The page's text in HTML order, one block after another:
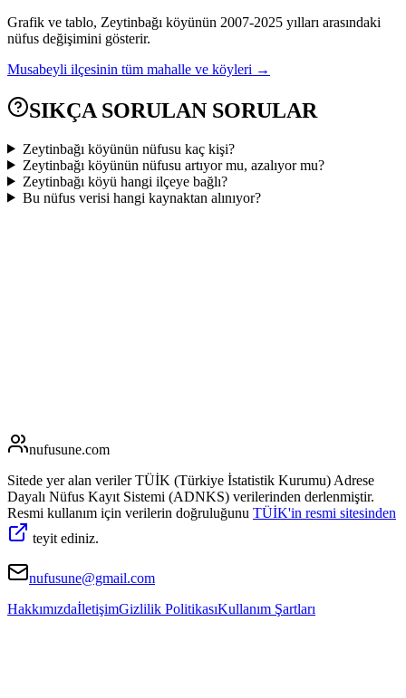
Grafik ve tablo, Zeytinbağı köyünün 2007-2025 yılları arasındaki
nüfus değişimini gösterir.
Musabeyli ilçesinin tüm mahalle ve köyleri →
SIKÇA SORULAN SORULAR
Zeytinbağı köyünün nüfusu kaç kişi?
Zeytinbağı köyünün nüfusu artıyor mu, azalıyor mu?
Zeytinbağı köyü hangi ilçeye bağlı?
Bu nüfus verisi hangi kaynaktan alınıyor?
nufusune.com
Sitede yer alan veriler TÜİK (Türkiye İstatistik Kurumu) Adrese
Dayalı Nüfus Kayıt Sistemi (ADNKS) verilerinden derlenmiştir.
Resmi kullanım için verilerin doğruluğunu TÜİK'in resmi sitesinden
teyit ediniz.
nufusune@gmail.com
HakkımızdaİletişimGizlilik PolitikasıKullanım Şartları